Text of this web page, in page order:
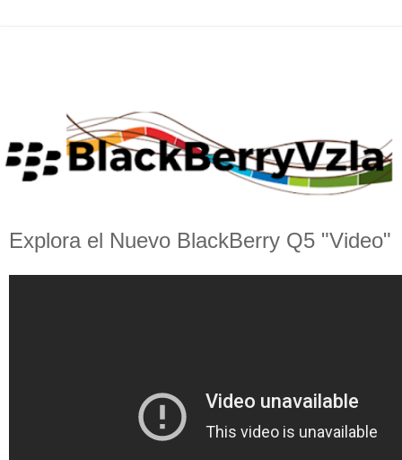
Explora el Nuevo BlackBerry Q5 "Video"